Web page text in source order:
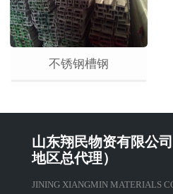
不锈钢槽钢
山东翔民物资有限公
地区总代理）
JINING XIANGMIN MATERIALS